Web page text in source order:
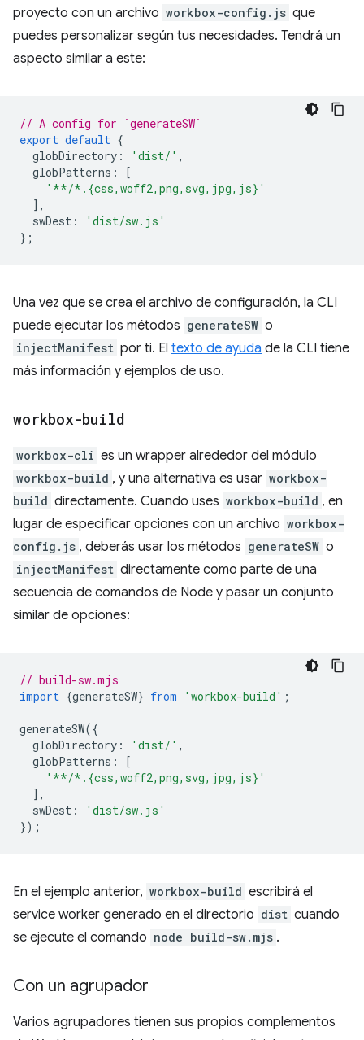
proyecto con un archivo workbox-config.js que
puedes personalizar según tus necesidades. Tendrá un
aspecto similar a este:
// A config for `generateSW`
export default {
globDirectory : 'dist/' ,
globPatterns :
[
'**/*.{css,woff2,png,svg,jpg,js}'
],
swDest :
'dist/sw.js'
};
Una vez que se crea el archivo de configuración, la CLI
puede ejecutar los métodos generateSW o
injectManifest por ti. El texto de ayuda de la CLI tiene
más información y ejemplos de uso.
workbox-build
workbox-cli es un wrapper alrededor del módulo
workbox-build , y una alternativa es usar workbox-
build directamente. Cuando uses workbox-build , en
lugar de especificar opciones con un archivo workbox-
config.js , deberás usar los métodos generateSW o
injectManifest directamente como parte de una
secuencia de comandos de Node y pasar un conjunto
similar de opciones:
// build-sw.mjs
import {generateSW} from 'workbox-build' ;
generateSW({
globDirectory : 'dist/' ,
globPatterns :
[
'**/*.{css,woff2,png,svg,jpg,js}'
],
swDest :
'dist/sw.js'
});
En el ejemplo anterior, workbox-build escribirá el
service worker generado en el directorio dist cuando
se ejecute el comando node build-sw.mjs .
Con un agrupador
Varios agrupadores tienen sus propios complementos